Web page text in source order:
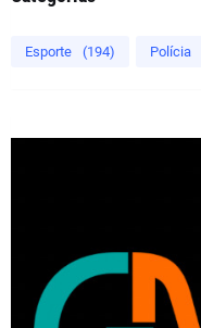
Esporte (194) Polícia